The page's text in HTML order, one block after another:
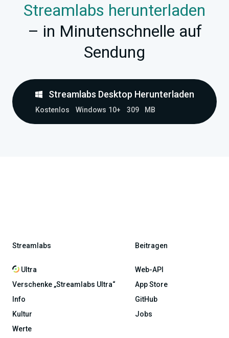
Streamlabs herunterladen
– in Minutenschnelle auf
Sendung
Streamlabs Desktop Herunterladen
Kostenlos Windows 10+ 309 MB
Streamlabs
Ultra
Verschenke „Streamlabs Ultra“
Info
Kultur
Werte
Beitragen
Web-API
App Store
GitHub
Jobs